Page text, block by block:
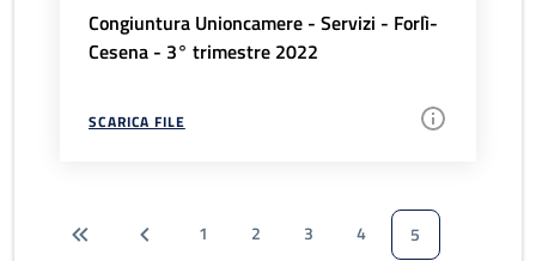
Congiuntura Unioncamere - Servizi - Forlì-
Cesena - 3° trimestre 2022
SCARICA FILE
1 2 3 4
5